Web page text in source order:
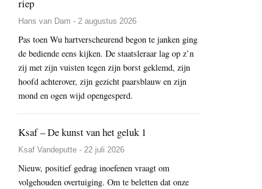
riep
Hans van Dam - 2 augustus 2026
Pas toen Wu hartverscheurend begon te janken ging
de bediende eens kijken. De staatsleraar lag op z’n
zij met zijn vuisten tegen zijn borst geklemd, zijn
hoofd achterover, zijn gezicht paarsblauw en zijn
mond en ogen wijd opengesperd.
Ksaf – De kunst van het geluk 1
Ksaf Vandeputte - 22 juli 2026
Nieuw, positief gedrag inoefenen vraagt om
volgehouden overtuiging. Om te beletten dat onze